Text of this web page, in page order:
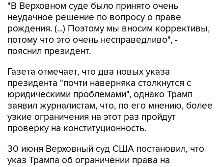
"В Верховном суде было принято очень
неудачное решение по вопросу о праве
рождения. (...) Поэтому мы вносим коррективы,
потому что это очень несправедливо", -
пояснил президент.
Газета отмечает, что два новых указа
президента "почти наверняка столкнутся с
юридическими проблемами", однако Трамп
заявил журналистам, что, по его мнению, более
узкие ограничения на этот раз пройдут
проверку на конституционность.
30 июня Верховный суд США постановил, что
указ Трампа об ограничении права на